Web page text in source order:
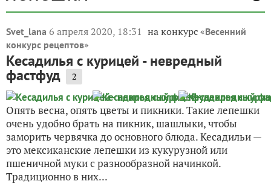
Svet_lana 6 апреля 2020, 18:31 на конкурс «Весенний
конкурс рецептов»
Кесадилья с курицей - невредный
фастфуд 2
Опять весна, опять цветы и пикники. Такие лепешки
очень удобно брать на пикник, шашлыки, чтобы
заморить червячка до основного блюда. Кесадильи —
это мексиканские лепешки из кукурузной или
пшеничной муки с разнообразной начинкой.
Традиционно в них...